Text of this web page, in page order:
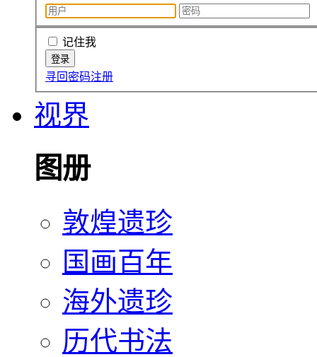
记住我
寻回密码注册
视界
图册
敦煌遗珍
国画百年
海外遗珍
历代书法